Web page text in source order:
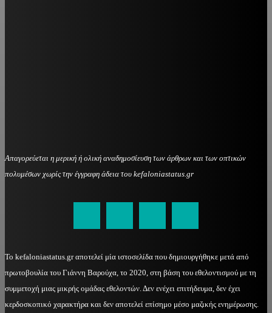
Απαγορεύεται η μερική ή ολική αναδημοσίευση των άρθρων και των οπτικών
πολυμέσων χωρίς την έγγραφη άδεια του kefaloniastatus.gr
Το kefaloniastatus.gr αποτελεί μία ιστοσελίδα που δημιουργήθηκε μετά από
πρωτοβουλία του Γιάννη Βαρούχα, το 2020, στη βάση του εθελοντισμού με τη
συμμετοχή μιας μικρής ομάδας εθελοντών. Δεν ενέχει επιτήδευμα, δεν έχει
κερδοσκοπικό χαρακτήρα και δεν αποτελεί επίσημο μέσο μαζικής ενημέρωσης.